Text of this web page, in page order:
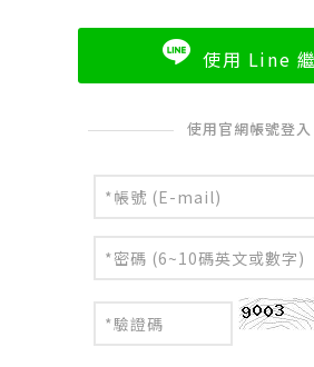
使用 Line
使用官網帳號登入